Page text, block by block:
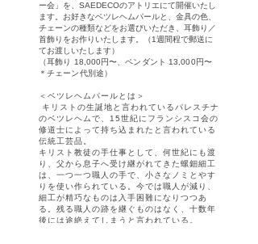
ー会」を、SAEDECOのアトリエにて開催いたし
ます。 お好きなベツレヘムパールと、金具の色、
チェーンの種類などをお選びいただき、耳飾り／
首飾りをお作りいたします。（1週間程で郵送に
てお渡しいたします）
（耳飾り 18,000円〜、ペンダント 13,000円〜
＊チェーン代別途）
＜ベツレヘムパールとは＞
キリストの生誕地と言われているパレスチナ
のベツレヘムで、15世紀にフランシスコ会の
修道士によって持ち込まれたと言われている
伝統工芸品。
キリスト教徒の手仕事として、何世紀にも渡
り、父から息子へ受け継がれてきた螺鈿細工
は、一つ一つ職人の手で、小さなノミとやす
りを使い作られている。今では職人が減り、
細工が精巧なものは入手困難になりつつあ
る。残る職人の跡を継ぐものはなく、十数年
後には途絶えてしまうと言われている。